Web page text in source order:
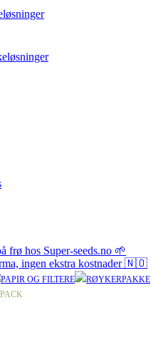
frø hos Super-seeds.no 🌱
ingen ekstra kostnader 🇳🇴
PAPIR OG FILTERE
RØYKERPAKKE